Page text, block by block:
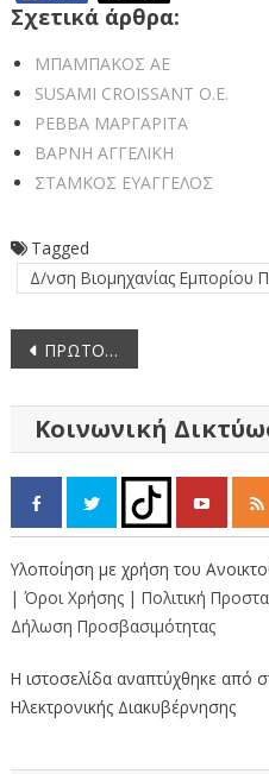
Σχετικά άρθρα:
ΜΠΑΜΠΑΚΟΣ ΑΕ
SUSAMI CROISSANT O.E.
ΡΕΒΒΑ ΜΑΡΓΑΡΙΤΑ
ΒΑΡΝΗ ΑΓΓΕΛΙΚΗ
ΣΤΑΜΚΟΣ ΕΥΑΓΓΕΛΟΣ
Tagged
Δ/νση Βιομηχανίας Εμπορίου
Πλοήγηση
ΠΡΩΤΟΓΕΡΟΥ ΑΙΚΑΤΕΡΙΝΗ
Κοινωνική
Υλοποίηση με χρήση του
| Όροι Χρήσης | Πολιτική
Δήλωση Προσβασιμότητας
Η ιστοσελίδα αναπτύχθηκε από
Ηλεκτρονικής Διακυβέρνησης